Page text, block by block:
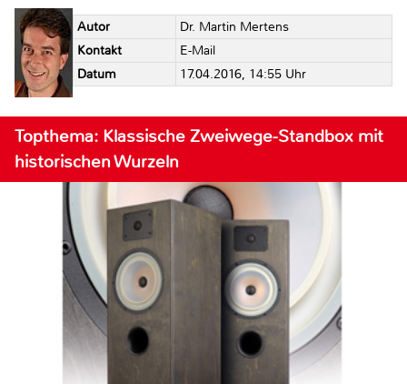
Autor
Dr. Martin Mertens
Kontakt
E-Mail
Datum
17.04.2016, 14:55 Uhr
Topthema: Klassische Zweiwege-Standbox mit
historischen Wurzeln